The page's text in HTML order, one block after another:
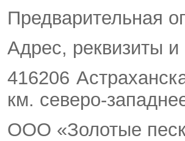
Предварительная
Адрес, реквизиты
416206
км. северо-
ООО «Золотые